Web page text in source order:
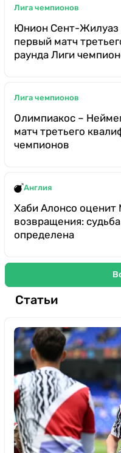
Лига чемпионов
Юнион Сент-Жилуаз
первый матч
раунда Лиги
Лига чемпионов
Олимпиакос –
матч третьего
чемпионов
Англия
Хаби Алонсо оценит
возвращения:
определена
Статьи